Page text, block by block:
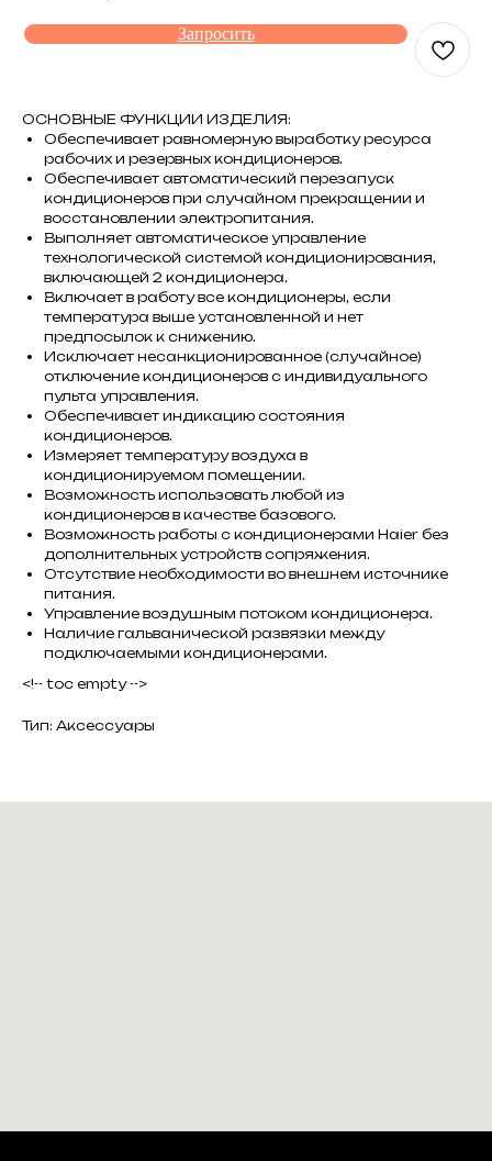
Запросить
ОСНОВНЫЕ ФУНКЦИИ ИЗДЕЛИЯ:
Обеспечивает равномерную выработку ресурса
рабочих и резервных кондиционеров.
Обеспечивает автоматический перезапуск
кондиционеров при случайном прекращении и
восстановлении электропитания.
Выполняет автоматическое управление
технологической системой кондиционирования,
включающей 2 кондиционера.
Включает в работу все кондиционеры, если
температура выше установленной и нет
предпосылок к снижению.
Исключает несанкционированное (случайное)
отключение кондиционеров с индивидуального
пульта управления.
Обеспечивает индикацию состояния
кондиционеров.
Измеряет температуру воздуха в
кондиционируемом помещении.
Возможность использовать любой из
кондиционеров в качестве базового.
Возможность работы с кондиционерами Haier без
дополнительных устройств сопряжения.
Отсутствие необходимости во внешнем источнике
питания.
Управление воздушным потоком кондиционера.
Наличие гальванической развязки между
подключаемыми кондиционерами.
<!-- toc empty -->
Тип: Аксессуары